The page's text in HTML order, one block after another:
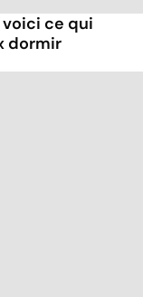
voici ce qui
dormir